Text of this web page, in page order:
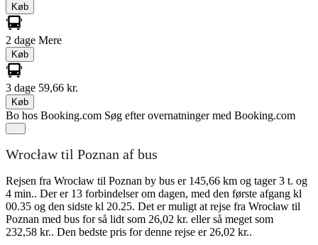
Køb
2 dage Mere
Køb
3 dage 59,66 kr.
Køb
Bo hos Booking.com Søg efter overnatninger med Booking.com
Wrocław til Poznan af bus
Rejsen fra Wrocław til Poznan by bus er 145,66 km og tager 3 t. og
4 min.. Der er 13 forbindelser om dagen, med den første afgang kl
00.35 og den sidste kl 20.25. Det er muligt at rejse fra Wrocław til
Poznan med bus for så lidt som 26,02 kr. eller så meget som
232,58 kr.. Den bedste pris for denne rejse er 26,02 kr..